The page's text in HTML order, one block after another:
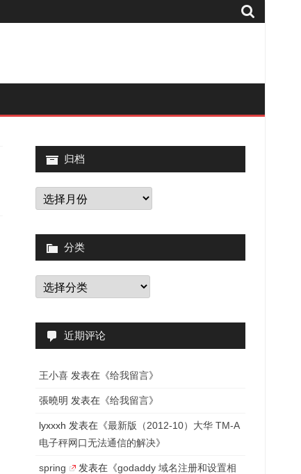
归档
归
档
分类
分
类
近期评论
王小喜 发表在《给我留言》
張曉明 发表在《给我留言》
lyxxxh 发表在《最新版（2012-10）大华 TM-A
电子秤网口无法通信的解决》
spring 发表在《godaddy 域名注册和设置相